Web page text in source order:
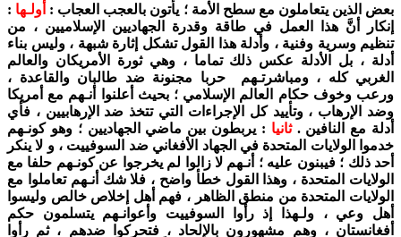
بعض الذين يتعاملون مع سطح الأمة ؛ يأتون بالعجب العجاب : أولـها :
إنكار أنَّ هذا العمل في طاقة وقدرة الجهاديين الإسلاميين ، من
تنظيم وسرية وفنية ، وأدلة هذا القول تشكل إثارة شبهة ، وليس بناء
أدلة ، بل الأدلة عكس ذلك تماما ، وهي ثورة الأمريكان والعالم
الغربي كله ، ومباشرتـهم حربا مجنونة ضد طالبان والقاعدة ،
ورعب وخوف حكام العالم الإسلامي ؛ بحيث أعلنوا أنـهم مع أمريكا
وضد الإرهاب ، وتأييد كل الإجراءات التي تتخذ ضد الإرهابيين ، فأي
أدلة مع النافين .ثانيا : يربطون بين ماضي الجهاديين ؛ وهو كونـهم
خدموا الولايات المتحدة في الجهاد الأفغاني ضد السوفييت ، و لا ينكر
أحد ذلك ؛ فيبنون عليه ؛ أنـهم لا زالوا لم يخرجوا عن كونـهم حلفا مع
الولايات المتحدة ، وهذا القول خطأ واضح ، فلا شك أنـهم تعاملوا مع
الولايات المتحدة من منطق الظاهر ، فهم أهل إخلاص خالص وليسوا
أهل وعي ، ولـهذا إذ رأوا السوفييت وأعوانـهم يتسلمون حكم
أفغانستان ، وهم مشهورون بالإلحاد ، فتحركوا ضدهم ، ثم رأوا